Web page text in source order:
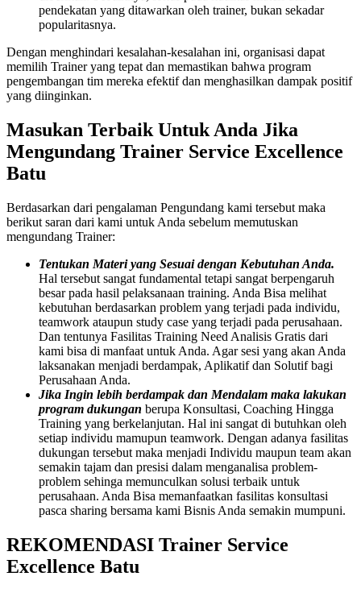
pendekatan yang ditawarkan oleh trainer, bukan sekadar
popularitasnya.
Dengan menghindari kesalahan-kesalahan ini, organisasi dapat
memilih Trainer yang tepat dan memastikan bahwa program
pengembangan tim mereka efektif dan menghasilkan dampak positif
yang diinginkan.
Masukan Terbaik Untuk Anda Jika
Mengundang Trainer Service Excellence
Batu
Berdasarkan dari pengalaman Pengundang kami tersebut maka
berikut saran dari kami untuk Anda sebelum memutuskan
mengundang Trainer:
Tentukan Materi yang Sesuai dengan Kebutuhan Anda.
Hal tersebut sangat fundamental tetapi sangat berpengaruh
besar pada hasil pelaksanaan training. Anda Bisa melihat
kebutuhan berdasarkan problem yang terjadi pada individu,
teamwork ataupun study case yang terjadi pada perusahaan.
Dan tentunya Fasilitas Training Need Analisis Gratis dari
kami bisa di manfaat untuk Anda. Agar sesi yang akan Anda
laksanakan menjadi berdampak, Aplikatif dan Solutif bagi
Perusahaan Anda.
Jika Ingin lebih berdampak dan Mendalam maka lakukan
program dukungan berupa Konsultasi, Coaching Hingga
Training yang berkelanjutan. Hal ini sangat di butuhkan oleh
setiap individu mamupun teamwork. Dengan adanya fasilitas
dukungan tersebut maka menjadi Individu maupun team akan
semakin tajam dan presisi dalam menganalisa problem-
problem sehinga memunculkan solusi terbaik untuk
perusahaan. Anda Bisa memanfaatkan fasilitas konsultasi
pasca sharing bersama kami Bisnis Anda semakin mumpuni.
REKOMENDASI Trainer Service
Excellence Batu